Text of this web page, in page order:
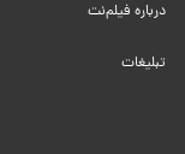
درباره فیلم‌نت
تبلیغات